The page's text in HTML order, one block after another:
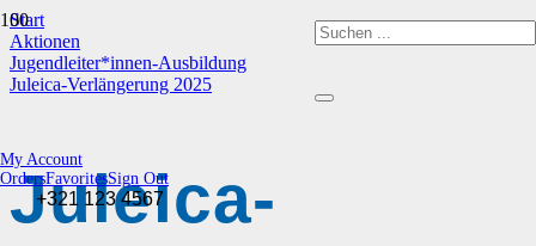
My Account
OrdersFavoritesSign Out
+321 123 4567
Start
Aktionen
Jugendleiter*innen-Ausbildung
Juleica-Verlängerung 2025
Juleica-